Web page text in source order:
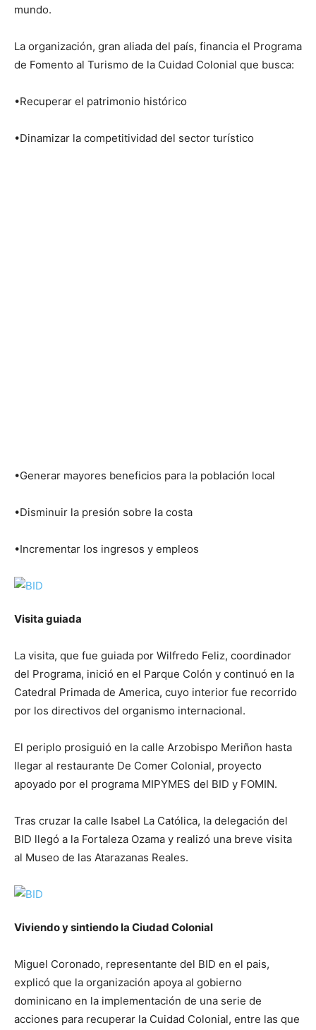
mundo.
La organización, gran aliada del país, financia el Programa
de Fomento al Turismo de la Cuidad Colonial que busca:
•Recuperar el patrimonio histórico
•Dinamizar la competitividad del sector turístico
•Generar mayores beneficios para la población local
•Disminuir la presión sobre la costa
•Incrementar los ingresos y empleos
Visita guiada
La visita, que fue guiada por Wilfredo Feliz, coordinador
del Programa, inició en el Parque Colón y continuó en la
Catedral Primada de America, cuyo interior fue recorrido
por los directivos del organismo internacional.
El periplo prosiguió en la calle Arzobispo Meriñon hasta
llegar al restaurante De Comer Colonial, proyecto
apoyado por el programa MIPYMES del BID y FOMIN.
Tras cruzar la calle Isabel La Católica, la delegación del
BID llegó a la Fortaleza Ozama y realizó una breve visita
al Museo de las Atarazanas Reales.
Viviendo y sintiendo la Ciudad Colonial
Miguel Coronado, representante del BID en el pais,
explicó que la organización apoya al gobierno
dominicano en la implementación de una serie de
acciones para recuperar la Cuidad Colonial, entre las que